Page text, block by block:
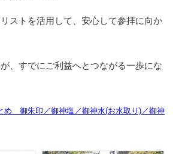
ストを活用して、安心して参拝に向か
、すでにご利益へとつながる一歩にな
め 御朱印／御神塩／御神水(お水取り)／御神